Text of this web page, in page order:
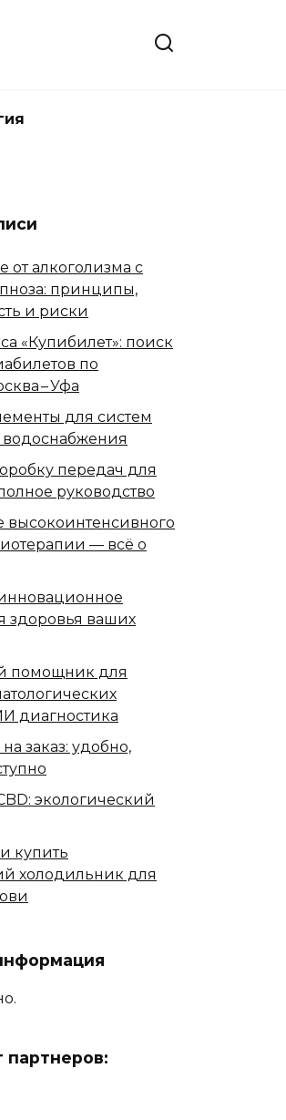
от алкоголизма с
принципы,
и риски
«Купибилет»: поиск
по
– Уфа
для систем
передач для
руководство
— всё о
здоровья ваших
помощник для
диагностика
заказ: удобно,
экологический
купить
холодильник для
партнеров: